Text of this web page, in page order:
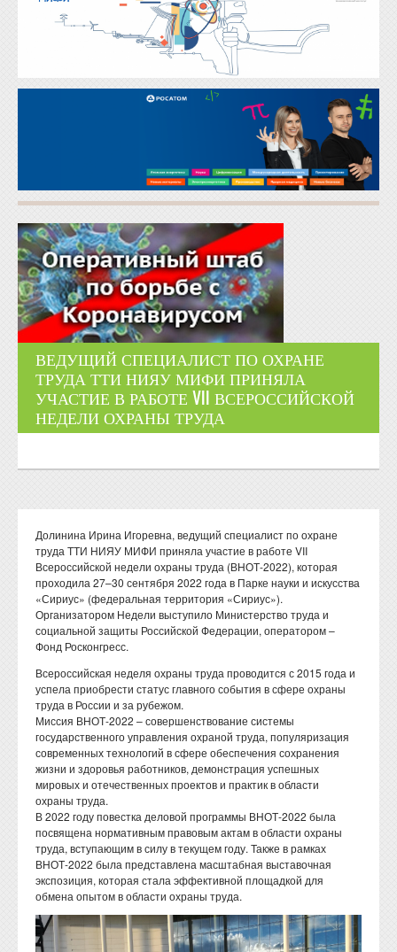
ВЕДУЩИЙ СПЕЦИАЛИСТ ПО ОХРАНЕ
ТРУДА ТТИ НИЯУ МИФИ ПРИНЯЛА
УЧАСТИЕ В РАБОТЕ VII ВСЕРОССИЙСКОЙ
НЕДЕЛИ ОХРАНЫ ТРУДА
Долинина Ирина Игоревна, ведущий специалист по охране
труда ТТИ НИЯУ МИФИ приняла участие в работе VII
Всероссийской недели охраны труда (ВНОТ-2022), которая
проходила 27–30 сентября 2022 года в Парке науки и искусства
«Сириус» (федеральная территория «Сириус»).
Организатором Недели выступило Министерство труда и
социальной защиты Российской Федерации, оператором –
Фонд Росконгресс.
Всероссийская неделя охраны труда проводится с 2015 года и
успела приобрести статус главного события в сфере охраны
труда в России и за рубежом.
Миссия ВНОТ-2022 – совершенствование системы
государственного управления охраной труда, популяризация
современных технологий в сфере обеспечения сохранения
жизни и здоровья работников, демонстрация успешных
мировых и отечественных проектов и практик в области
охраны труда.
В 2022 году повестка деловой программы ВНОТ-2022 была
посвящена нормативным правовым актам в области охраны
труда, вступающим в силу в текущем году. Также в рамках
ВНОТ-2022 была представлена масштабная выставочная
экспозиция, которая стала эффективной площадкой для
обмена опытом в области охраны труда.